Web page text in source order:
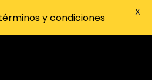
y condiciones X